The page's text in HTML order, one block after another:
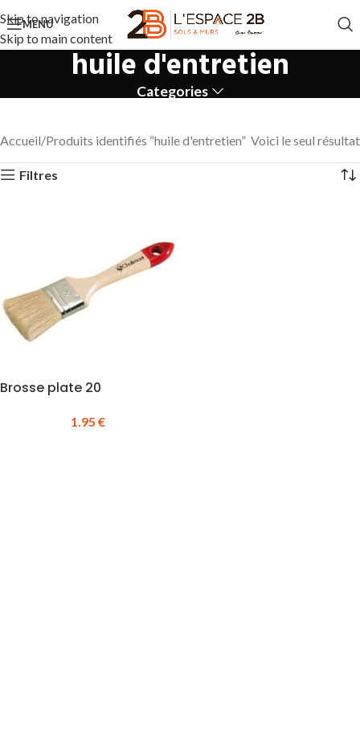
Skip to navigation
Skip to main content
MENU
huile d'entretien
Categories
Accueil Produits identifiés “huile d'entretien” Voici le seul résultat
Filtres
Brosse plate 20
1.95 €